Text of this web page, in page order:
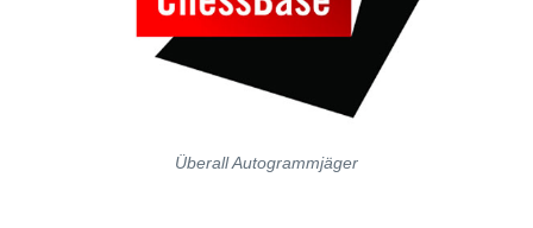
Überall Autogrammjäger